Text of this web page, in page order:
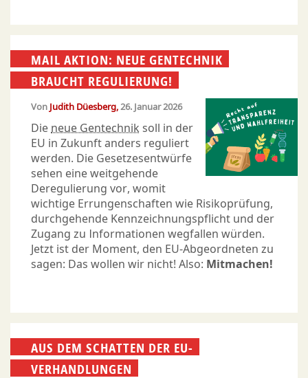
MAIL AKTION: NEUE GENTECHNIK
BRAUCHT REGULIERUNG!
Von Judith Düesberg 26. Januar 2026
Die neue Gentechnik soll in der
EU in Zukunft anders reguliert
werden. Die Gesetzesentwürfe
sehen eine weitgehende
Deregulierung vor, womit
wichtige Errungenschaften wie Risikoprüfung,
durchgehende Kennzeichnungspflicht und der
Zugang zu Informationen wegfallen würden.
Jetzt ist der Moment, den EU-Abgeordneten zu
sagen: Das wollen wir nicht! Also: Mitmachen!
AUS DEM SCHATTEN DER EU-
VERHANDLUNGEN